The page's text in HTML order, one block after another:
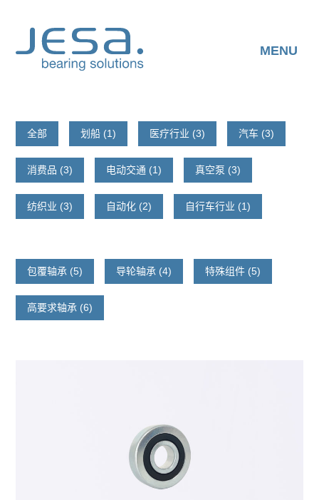
content
MENU
全部 划船 (1) 医疗行业 (3) 汽车 (3)
消费品 (3) 电动交通 (1) 真空泵 (3)
纺织业 (3) 自动化 (2) 自行车行业 (1)
包覆轴承 (5) 导轮轴承 (4) 特殊组件 (5)
高要求轴承 (6)